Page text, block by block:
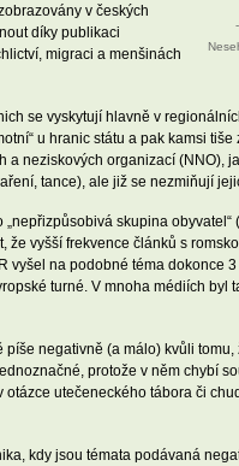
v českých
díky publikaci
migraci a menšinách
se vyskytují hlavně v
u hranic státu a pak kamsi
neziskových organizací (NNO),
tance), ale již se nezmiňují
skupina
vyšší frekvence článků s
vyšel na podobné téma
turné. V mnoha médiích byl
negativně (a málo) kvůli
protože v něm chybí
utečeneckého tábora či
kdy jsou témata podávaná